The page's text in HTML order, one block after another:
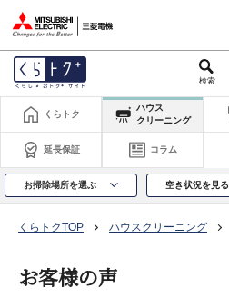
くらトク
ハウス
クリーニング
延長保証 コラム
お掃除場所を選ぶ 空き状況を見る
くらトクTOP ハウスクリーニング
お客様の声